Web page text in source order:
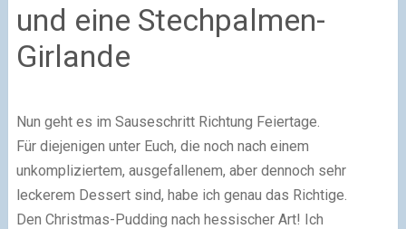
und eine Stechpalmen-
Girlande
Nun geht es im Sauseschritt Richtung Feiertage.
Für diejenigen unter Euch, die noch nach einem
unkompliziertem, ausgefallenem, aber dennoch sehr
leckerem Dessert sind, habe ich genau das Richtige.
Den Christmas-Pudding nach hessischer Art! Ich